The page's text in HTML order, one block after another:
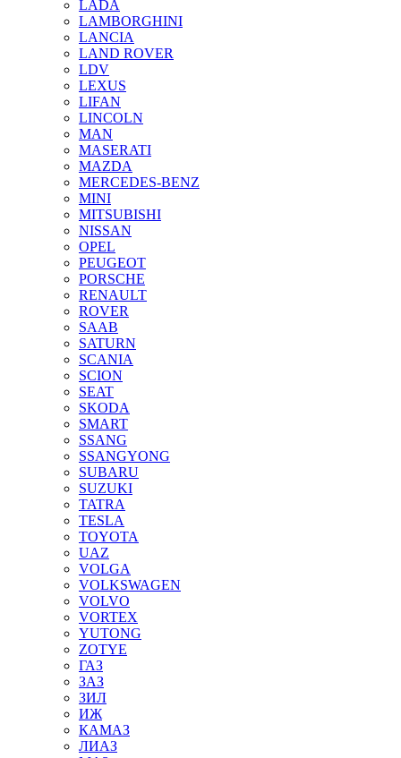
LADA
LAMBORGHINI
LANCIA
LAND ROVER
LDV
LEXUS
LIFAN
LINCOLN
MAN
MASERATI
MAZDA
MERCEDES-BENZ
MINI
MITSUBISHI
NISSAN
OPEL
PEUGEOT
PORSCHE
RENAULT
ROVER
SAAB
SATURN
SCANIA
SCION
SEAT
SKODA
SMART
SSANG
SSANGYONG
SUBARU
SUZUKI
TATRA
TESLA
TOYOTA
UAZ
VOLGA
VOLKSWAGEN
VOLVO
VORTEX
YUTONG
ZOTYE
ГАЗ
ЗАЗ
ЗИЛ
ИЖ
КАМАЗ
ЛИАЗ